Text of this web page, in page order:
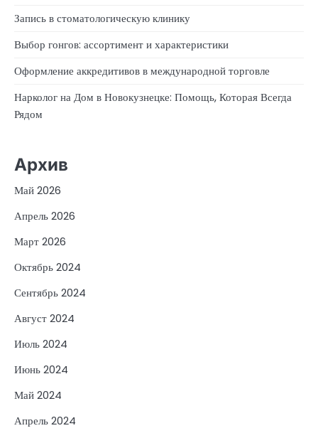
Запись в стоматологическую клинику
Выбор гонгов: ассортимент и характеристики
Оформление аккредитивов в международной торговле
Нарколог на Дом в Новокузнецке: Помощь, Которая Всегда
Рядом
Архив
Май 2026
Апрель 2026
Март 2026
Октябрь 2024
Сентябрь 2024
Август 2024
Июль 2024
Июнь 2024
Май 2024
Апрель 2024